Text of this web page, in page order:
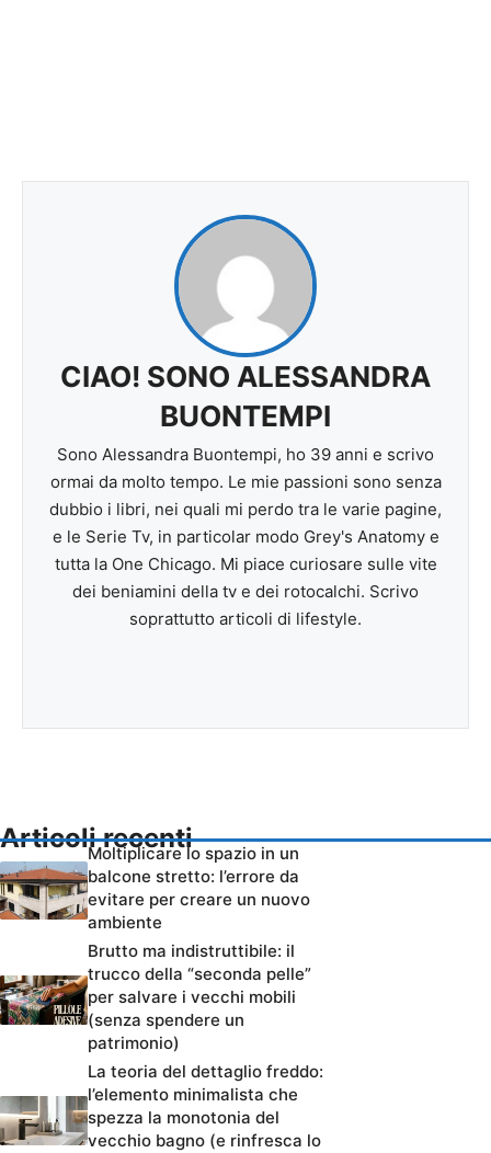
CIAO! SONO ALESSANDRA
BUONTEMPI
Sono Alessandra Buontempi, ho 39 anni e scrivo
ormai da molto tempo. Le mie passioni sono senza
dubbio i libri, nei quali mi perdo tra le varie pagine,
e le Serie Tv, in particolar modo Grey's Anatomy e
tutta la One Chicago. Mi piace curiosare sulle vite
dei beniamini della tv e dei rotocalchi. Scrivo
soprattutto articoli di lifestyle.
Articoli recenti
Moltiplicare lo spazio in un
balcone stretto: l’errore da
evitare per creare un nuovo
ambiente
Brutto ma indistruttibile: il
trucco della “seconda pelle”
per salvare i vecchi mobili
(senza spendere un
patrimonio)
La teoria del dettaglio freddo:
l’elemento minimalista che
spezza la monotonia del
vecchio bagno (e rinfresca lo